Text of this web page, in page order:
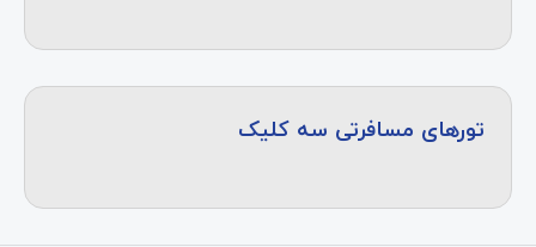
تورهای مسافرتی سه کلیک